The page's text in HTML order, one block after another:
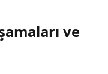
ve